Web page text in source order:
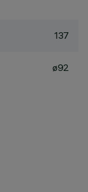
137
ø92